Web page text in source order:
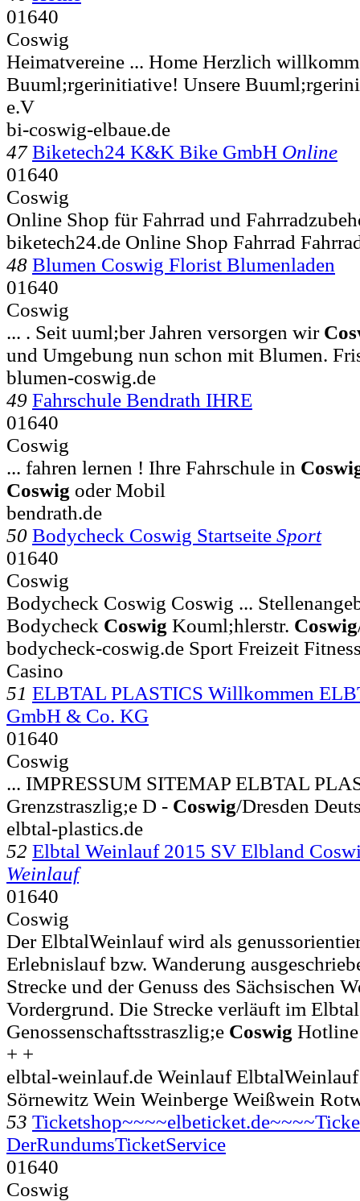
01640
Coswig
Heimatvereine ... Home Herzlich
Buuml;rgerinitiative! Unsere
e.V
bi-coswig-elbaue.de
47 Biketech24 K&K Bike GmbH Online
01640
Coswig
Online Shop für Fahrrad und
biketech24.de Online Shop Fahrrad
48 Blumen Coswig Florist Blumenladen
01640
Coswig
... . Seit uuml;ber Jahren versorgen wir
und Umgebung nun schon mit Blumen.
blumen-coswig.de
49 Fahrschule Bendrath IHRE
01640
Coswig
... fahren lernen ! Ihre Fahrschule in
Coswig oder Mobil
bendrath.de
50 Bodycheck Coswig Startseite Sport
01640
Coswig
Bodycheck Coswig Coswig ...
Bodycheck Coswig Kouml;hlerstr. Coswig
bodycheck-coswig.de Sport Freizeit
Casino
51 ELBTAL PLASTICS Willkommen
GmbH & Co. KG
01640
Coswig
... IMPRESSUM SITEMAP ELBTAL
Grenzstraszlig;e D - Coswig/Dresden
elbtal-plastics.de
52 Elbtal Weinlauf 2015 SV Elbland
Weinlauf
01640
Coswig
Der ElbtalWeinlauf wird als
Erlebnislauf bzw. Wanderung
Strecke und der Genuss des Sächsischen
Vordergrund. Die Strecke verläuft im
Genossenschaftsstraszlig;e Coswig
+ +
elbtal-weinlauf.de Weinlauf
Sörnewitz Wein Weinberge Weißwein
53
DerRundumsTicketService
01640
Coswig